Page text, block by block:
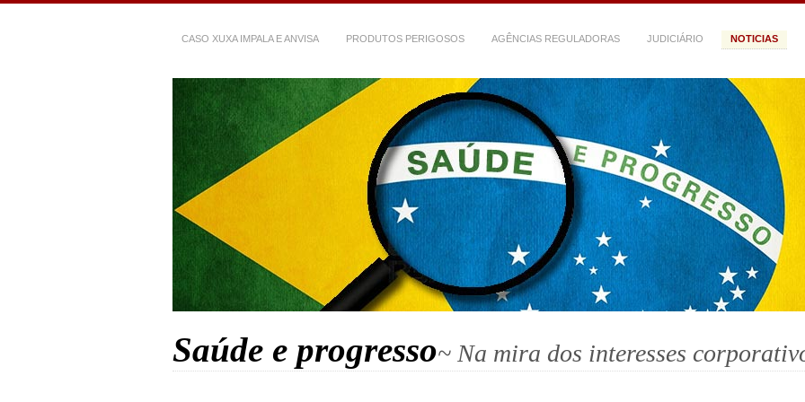
CASO XUXA IMPALA E ANVISA PRODUTOS PERIGOSOS AGÊNCIAS REGULADORAS JUDICIÁRIO NOTICIAS
Saúde e progresso~ Na mira dos interesses